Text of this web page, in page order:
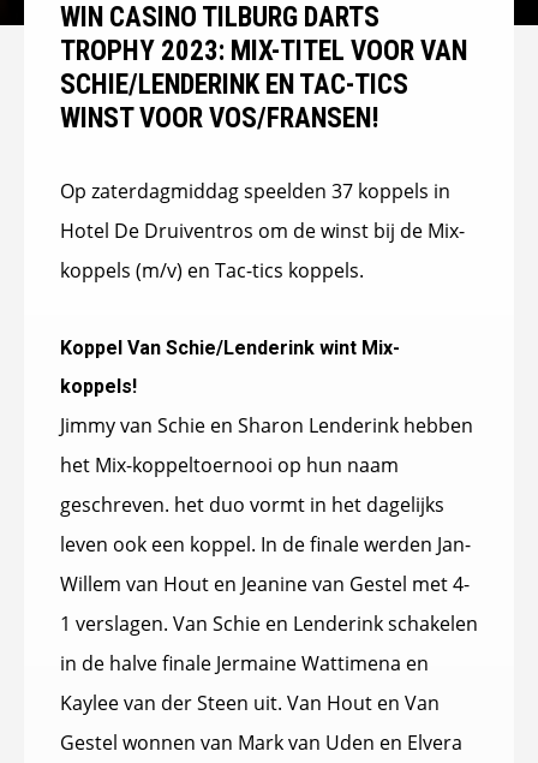
WIN CASINO TILBURG DARTS
TROPHY 2023: MIX-TITEL VOOR VAN
SCHIE/LENDERINK EN TAC-TICS
WINST VOOR VOS/FRANSEN!
Op zaterdagmiddag speelden 37 koppels in
Hotel De Druiventros om de winst bij de Mix-
koppels (m/v) en Tac-tics koppels.
Koppel Van Schie/Lenderink wint Mix-
koppels!
Jimmy van Schie en Sharon Lenderink hebben
het Mix-koppeltoernooi op hun naam
geschreven. het duo vormt in het dagelijks
leven ook een koppel. In de finale werden Jan-
Willem van Hout en Jeanine van Gestel met 4-
1 verslagen. Van Schie en Lenderink schakelen
in de halve finale Jermaine Wattimena en
Kaylee van der Steen uit. Van Hout en Van
Gestel wonnen van Mark van Uden en Elvera